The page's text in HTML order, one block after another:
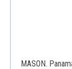
MASON.